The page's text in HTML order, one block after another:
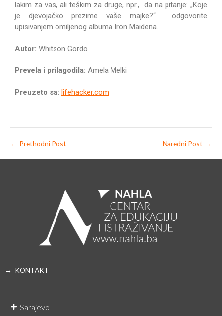
lakim za vas, ali teškim za druge, npr., da na pitanje: „Koje
je djevojačko prezime vaše majke?“ odgovorite
upisivanjem omiljenog albuma Iron Maidena.
Autor: Whitson Gordo
Prevela i prilagodila: Amela Melki
Preuzeto sa: lifehacker.com
← Prethodni Post Naredni Post →
→ KONTAKT
Sarajevo